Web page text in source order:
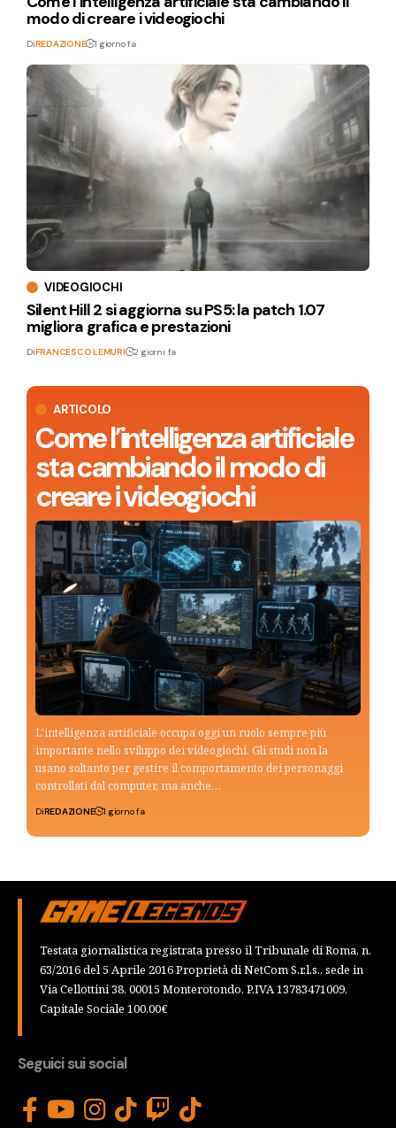
ARTICOLO
Come l’intelligenza artificiale
sta cambiando il modo di
creare i videogiochi
L'intelligenza artificiale occupa oggi un ruolo sempre più
importante nello sviluppo dei videogiochi. Gli studi non la
usano soltanto per gestire il comportamento dei personaggi
controllati dal computer, ma anche…
DiREDAZIONE 1 giorno fa
modo di creare i videogiochi
DiREDAZIONE 1 giorno fa
VIDEOGIOCHI
Silent Hill 2 si aggiorna su PS5: la patch 1.07
migliora grafica e prestazioni
DiFRANCESCO LEMURI 2 giorni fa
Testata giornalistica registrata presso il Tribunale di Roma, n.
63/2016 del 5 Aprile 2016 Proprietà di NetCom S.r.l.s., sede in
Via Cellottini 38, 00015 Monterotondo, P.IVA 13783471009,
Capitale Sociale 100,00€
Seguici sui social